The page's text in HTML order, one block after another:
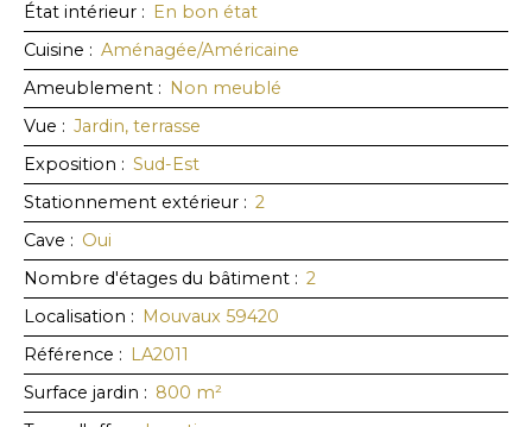
État intérieur : En bon état
Cuisine : Aménagée/Américaine
Ameublement : Non meublé
Vue : Jardin, terrasse
Exposition : Sud-Est
Stationnement extérieur : 2
Cave : Oui
Nombre d'étages du bâtiment : 2
Localisation : Mouvaux 59420
Référence : LA2011
Surface jardin : 800 m²